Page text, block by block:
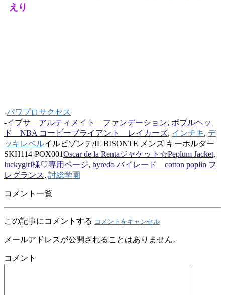
えり
-パワプロサクセス
-イプサ アルティメイト ファンデーション, ボブルヘッ
ド NBA コービーブライアント レイカーズ, インチキ, デ
ッキレベルイルビゾンテ/IL BISONTE メンズ キーホルダー
SKH114-POX001Oscar de la Rentaジャケット☆Peplum Jacket,
luckygirl様♡専用ページ, byredo バイレード cotton poplin フ
レグランス, 討総学園
コメント一覧
この記事にコメントする コメントをキャンセル
メールアドレスが公開されることはありません。
コメント